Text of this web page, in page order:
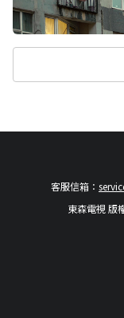
客服信箱：
東森電視 版